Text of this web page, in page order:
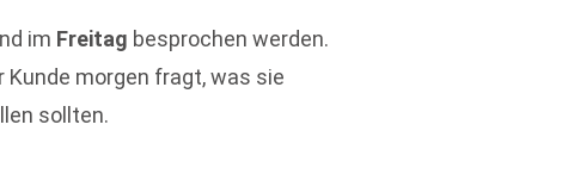
im Freitag besprochen werden.
morgen fragt, was sie
sollten.